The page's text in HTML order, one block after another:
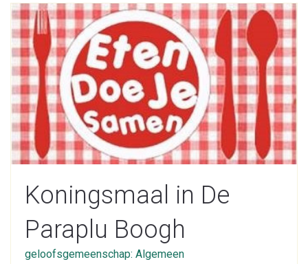
Koningsmaal in De
Paraplu Boogh
geloofsgemeenschap: Algemeen